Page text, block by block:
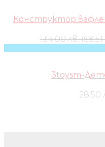
Конструктор
134,00 лв.
3toysm-
28,50